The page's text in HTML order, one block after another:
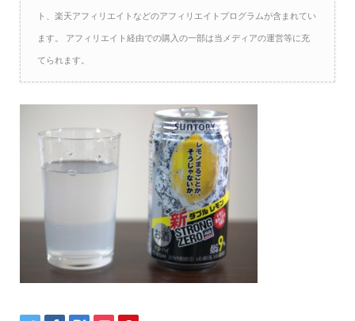
ト、楽天アフィリエイトなどのアフィリエイトプログラムが含まれてい
ます。 アフィリエイト経由での購入の一部は当メディアの運営等に充
てられます。